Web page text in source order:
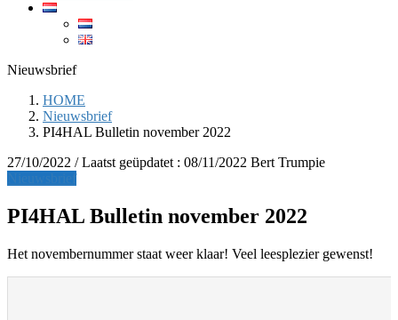
Nieuwsbrief
HOME
Nieuwsbrief
PI4HAL Bulletin november 2022
27/10/2022 / Laatst geüpdatet : 08/11/2022 Bert Trumpie
PI4HAL Bulletin november 2022
Het novembernummer staat weer klaar! Veel leesplezier gewenst!